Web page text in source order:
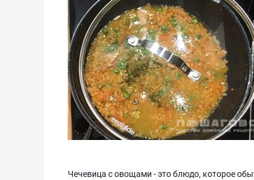
Чечевица с овощами - это блюдо, которое